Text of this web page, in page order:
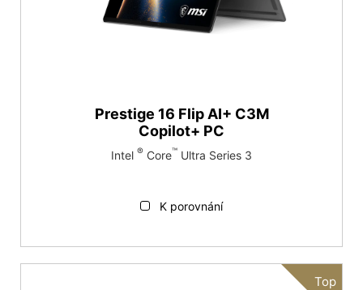
Prestige 16 Flip AI+ C3M
Copilot+ PC
Intel ® Core™ Ultra Series 3
K porovnání
Top